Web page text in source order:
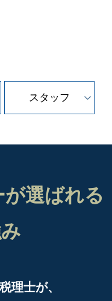
スタッフ
が選ばれる
理士が、